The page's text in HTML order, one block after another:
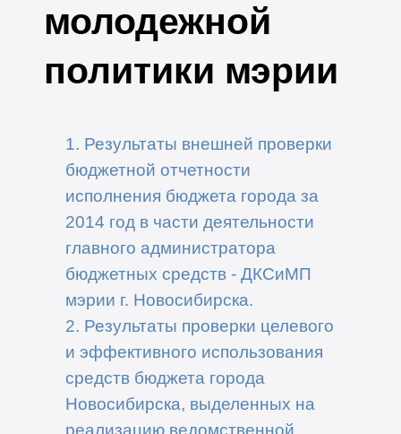
молодежной
политики мэрии
1. Результаты внешней проверки
бюджетной отчетности
исполнения бюджета города за
2014 год в части деятельности
главного администратора
бюджетных средств - ДКСиМП
мэрии г. Новосибирска.
2. Результаты проверки целевого
и эффективного использования
средств бюджета города
Новосибирска, выделенных на
реализацию ведомственной